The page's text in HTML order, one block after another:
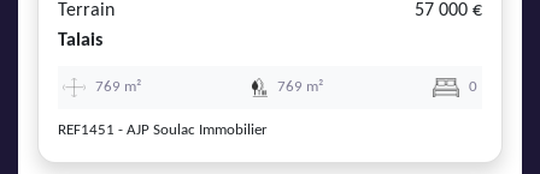
Terrain
57 000 €
Talais
769 m² 769 m² 0
REF1451 - AJP Soulac Immobilier